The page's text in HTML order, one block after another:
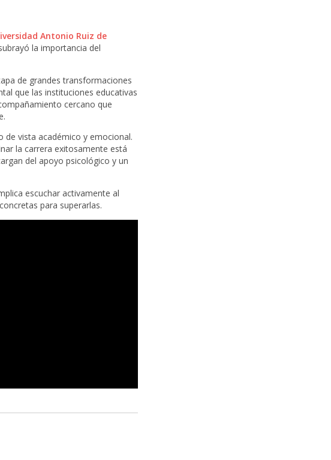
Antonio Ruiz de
la importancia del
de grandes transformaciones
que las instituciones educativas
cercano que
de vista académico y emocional.
la carrera exitosamente está
del apoyo psicológico y un
escuchar activamente al
para superarlas.